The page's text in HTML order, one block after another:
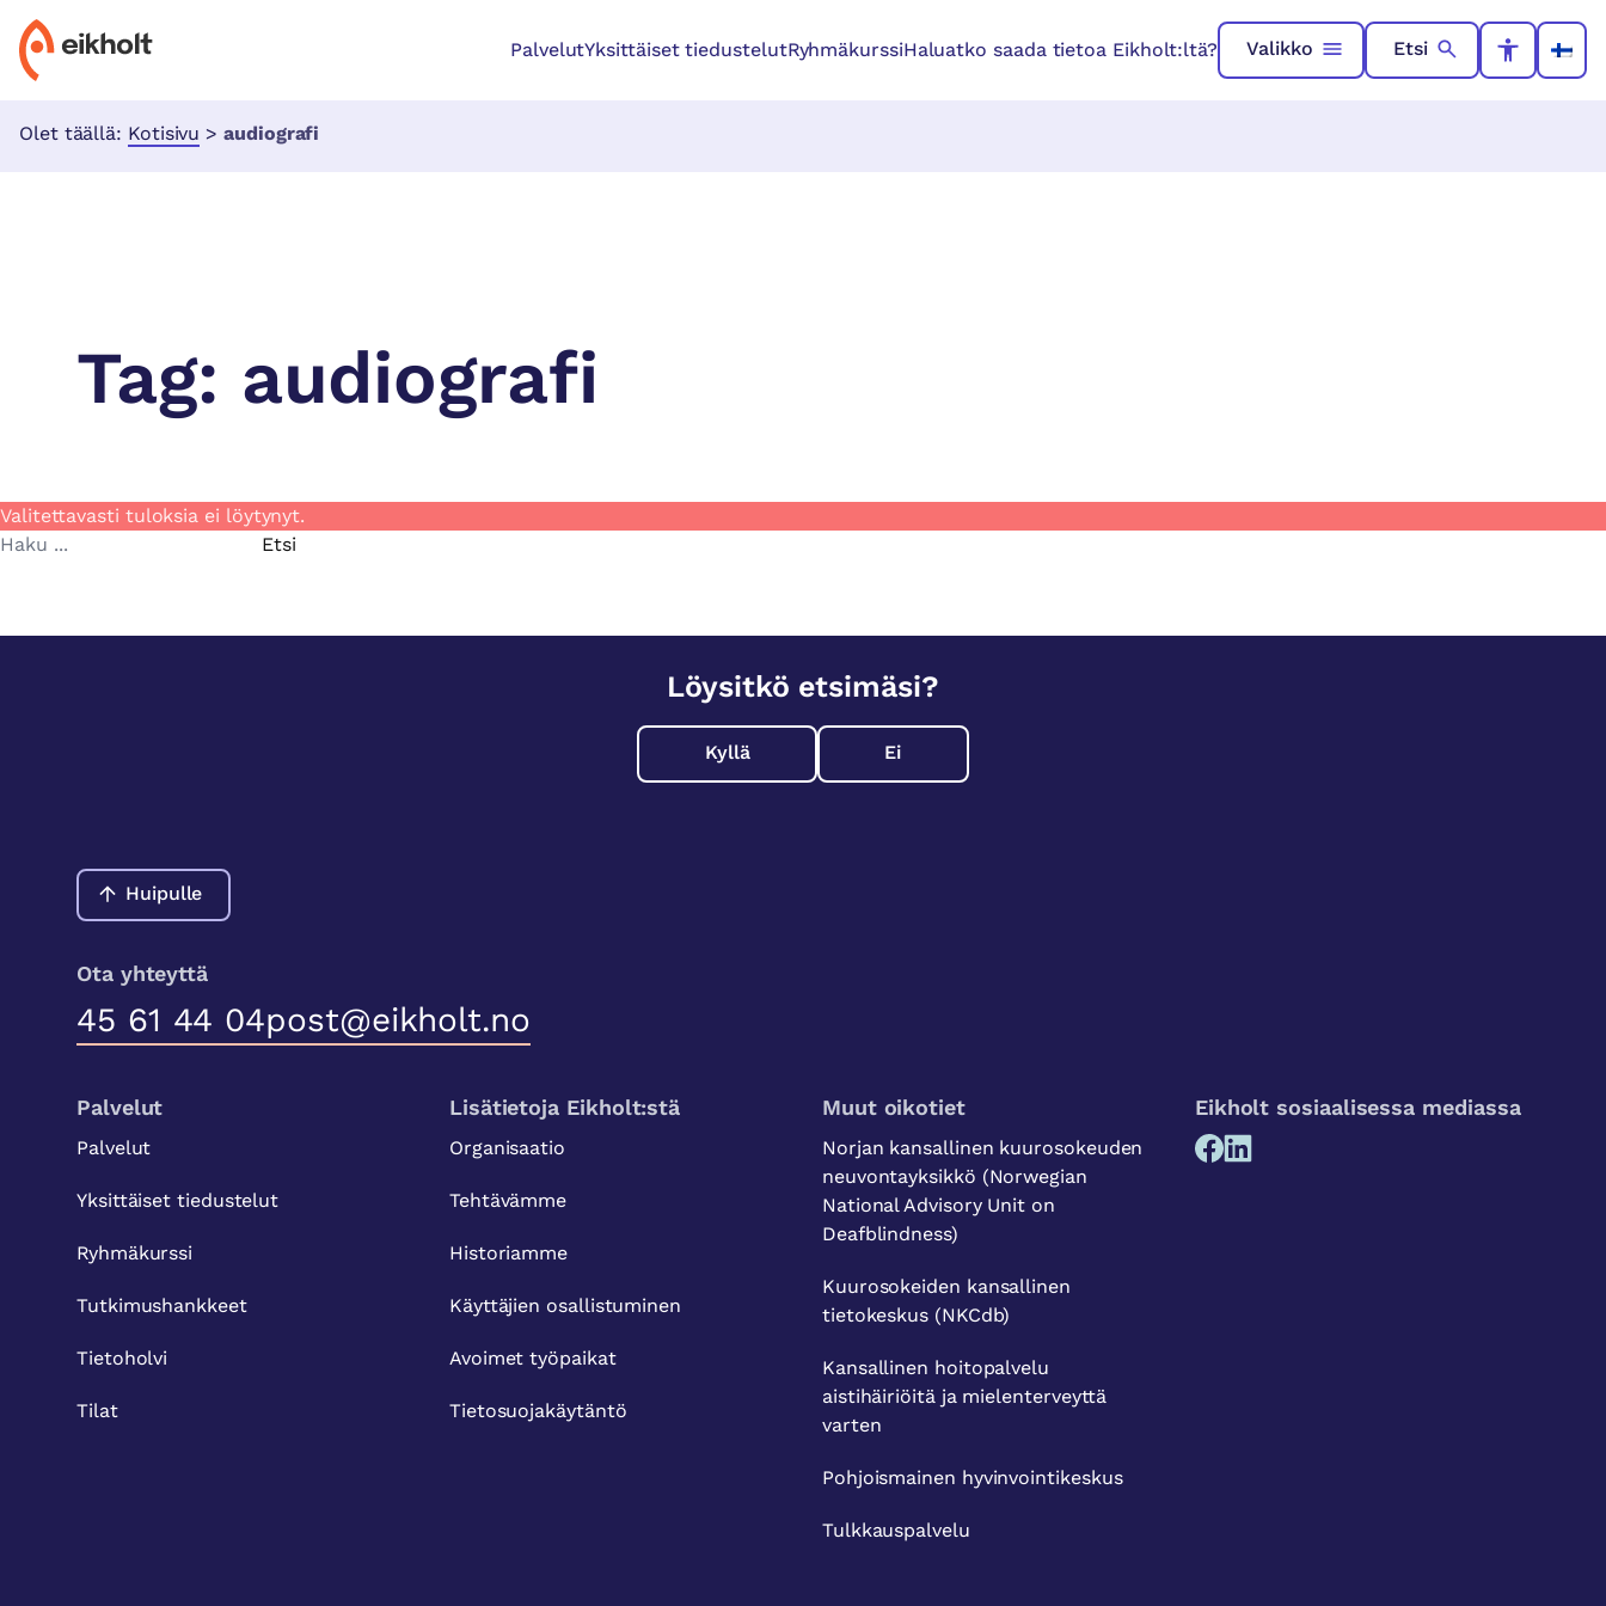
PalvelutYksittäiset tiedustelutRyhmäkurssiHaluatko saada tietoa Eikholt:ltä? Valikko Etsi
Olet täällä: Kotisivu > audiografi
Tag: audiografi
Valitettavasti tuloksia ei löytynyt.
Etsi:
Löysitkö etsimäsi?
Kyllä Ei
Huipulle
Ota yhteyttä
45 61 44 04post@eikholt.no
Palvelut
Palvelut
Yksittäiset tiedustelut
Ryhmäkurssi
Tutkimushankkeet
Tietoholvi
Tilat
Lisätietoja Eikholt:stä
Organisaatio
Tehtävämme
Historiamme
Käyttäjien osallistuminen
Avoimet työpaikat
Tietosuojakäytäntö
Muut oikotiet
Norjan kansallinen kuurosokeuden
neuvontayksikkö (Norwegian
National Advisory Unit on
Deafblindness)
Kuurosokeiden kansallinen
tietokeskus (NKCdb)
Kansallinen hoitopalvelu
aistihäiriöitä ja mielenterveyttä
varten
Pohjoismainen hyvinvointikeskus
Tulkkauspalvelu
Eikholt sosiaalisessa mediassa